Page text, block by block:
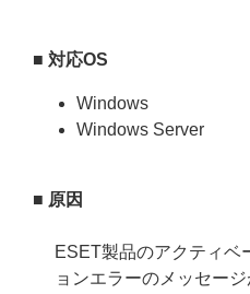
■ 対応OS
Windows
Windows Server
■ 原因
ESET製品のアクティベ
ョンエラーのメッセー